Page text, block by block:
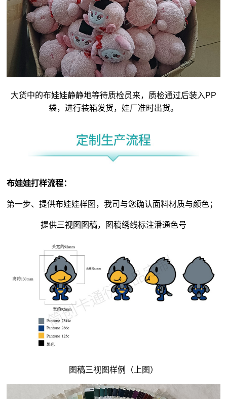
大货中的布娃娃静静地等待质检员来，质检通过后装入PP
袋，进行装箱发货，娃厂准时出货。
布娃娃打样流程：
第一步、提供布娃娃样图，我司与您确认面料材质与颜色；
提供三视图图稿，图稿绣线标注潘通色号
图稿三视图样例（上图）